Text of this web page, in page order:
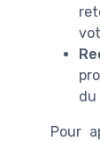
du
Pour